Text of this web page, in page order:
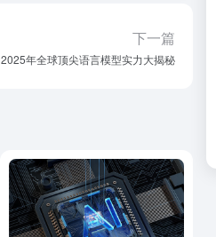
下一篇
2025年全球顶尖语言模型实力大揭秘